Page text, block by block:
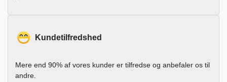
Kundetilfredshed
Mere end 90% af vores kunder er tilfredse og anbefaler os til
andre.